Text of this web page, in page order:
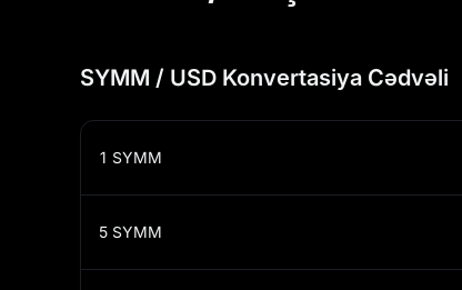
SYMM / USD Konvertasiya Cədvəli
1 SYMM
5 SYMM